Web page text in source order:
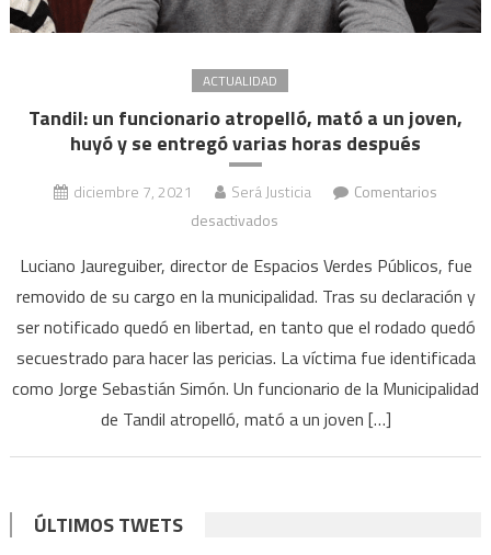
ACTUALIDAD
Tandil: un funcionario atropelló, mató a un joven,
huyó y se entregó varias horas después
diciembre 7, 2021 Será Justicia
Comentarios
desactivados
un
funcionario
atropelló,
mató
a
un
Luciano Jaureguiber, director de Espacios Verdes Públicos, fue
removido de su cargo en la municipalidad. Tras su declaración y
ser notificado quedó en libertad, en tanto que el rodado quedó
secuestrado para hacer las pericias. La víctima fue identificada
como Jorge Sebastián Simón. Un funcionario de la Municipalidad
de Tandil atropelló, mató a un joven […]
ÚLTIMOS TWETS